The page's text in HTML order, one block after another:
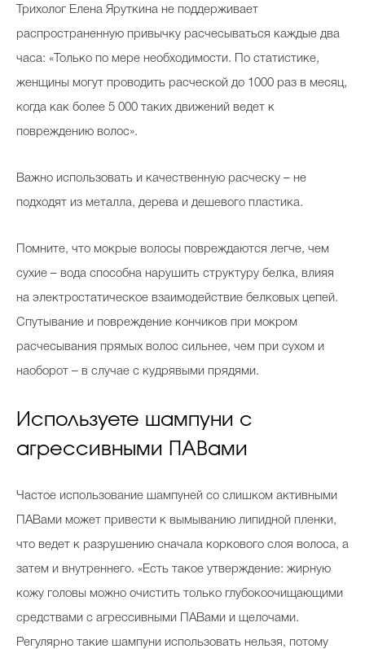
Трихолог Елена Яруткина не поддерживает
распространенную привычку расчесываться каждые два
часа: «Только по мере необходимости. По статистике,
женщины могут проводить расческой до 1000 раз в месяц,
когда как более 5 000 таких движений ведет к
повреждению волос».
Важно использовать и качественную расческу – не
подходят из металла, дерева и дешевого пластика.
Помните, что мокрые волосы повреждаются легче, чем
сухие – вода способна нарушить структуру белка, влияя
на электростатическое взаимодействие белковых цепей.
Спутывание и повреждение кончиков при мокром
расчесывания прямых волос сильнее, чем при сухом и
наоборот – в случае с кудрявыми прядями.
Используете шампуни с
агрессивными ПАВами
Частое использование шампуней со слишком активными
ПАВами может привести к вымыванию липидной пленки,
что ведет к разрушению сначала коркового слоя волоса, а
затем и внутреннего. «Есть такое утверждение: жирную
кожу головы можно очистить только глубокоочищающими
средствами с агрессивными ПАВами и щелочами.
Регулярно такие шампуни использовать нельзя, потому